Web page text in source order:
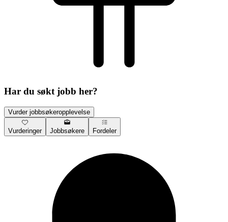
Har du søkt jobb her?
Vurder jobbsøkeropplevelse
Vurderinger Jobbsøkere Fordeler